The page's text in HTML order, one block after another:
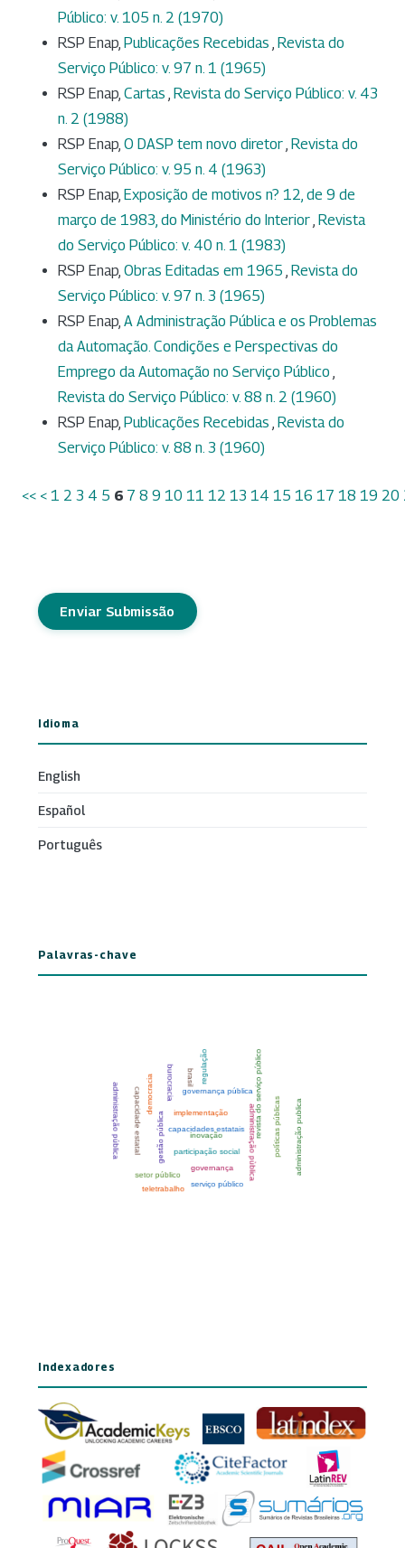
Público: v. 105 n. 2 (1970)
RSP Enap, Publicações Recebidas Revista do
Serviço Público: v. 97 n. 1 (1965)
RSP Enap, Cartas Revista do Serviço Público: v. 43
n. 2 (1988)
RSP Enap, O DASP tem novo diretor Revista do
Serviço Público: v. 95 n. 4 (1963)
RSP Enap, Exposição de motivos n? 12, de 9 de
março de 1983, do Ministério do Interior Revista
do Serviço Público: v. 40 n. 1 (1983)
RSP Enap, Obras Editadas em 1965 Revista do
Serviço Público: v. 97 n. 3 (1965)
RSP Enap, A Administração Pública e os Problemas
da Automação. Condições e Perspectivas do
Emprego da Automação no Serviço Público
Revista do Serviço Público: v. 88 n. 2 (1960)
RSP Enap, Publicações Recebidas Revista do
Serviço Público: v. 88 n. 3 (1960)
<< < 1 2 3 4 5 6 7 8 9 10 11 12 13 14 15 16 17 18 19 20
Enviar Submissão
Idioma
English
Español
Português
Palavras-chave
Indexadores